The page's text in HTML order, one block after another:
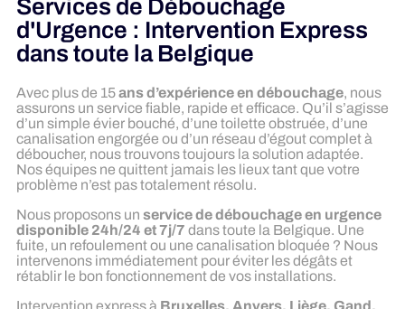
Services de Débouchage
d'Urgence : Intervention Express
dans toute la Belgique
Avec plus de 15ans d’expérience en débouchage, nous
assurons un service fiable, rapide et efficace. Qu’il s’agisse
d’un simple évier bouché, d’une toilette obstruée, d’une
canalisation engorgée ou d’un réseau d’égout complet à
déboucher, nous trouvons toujours la solution adaptée.
Nos équipes ne quittent jamais les lieux tant que votre
problème n’est pas totalement résolu.
Nous proposons un service de débouchage en urgence
disponible 24h/24 et 7j/7 dans toute la Belgique. Une
fuite, un refoulement ou une canalisation bloquée ? Nous
intervenons immédiatement pour éviter les dégâts et
rétablir le bon fonctionnement de vos installations.
Intervention express à Bruxelles, Anvers, Liège, Gand,